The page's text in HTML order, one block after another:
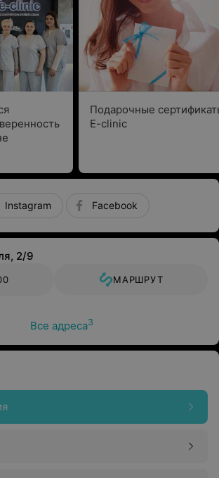
Подарочные
E-clinic
Instagram Facebook
2/9
МАРШРУТ
Все адреса3